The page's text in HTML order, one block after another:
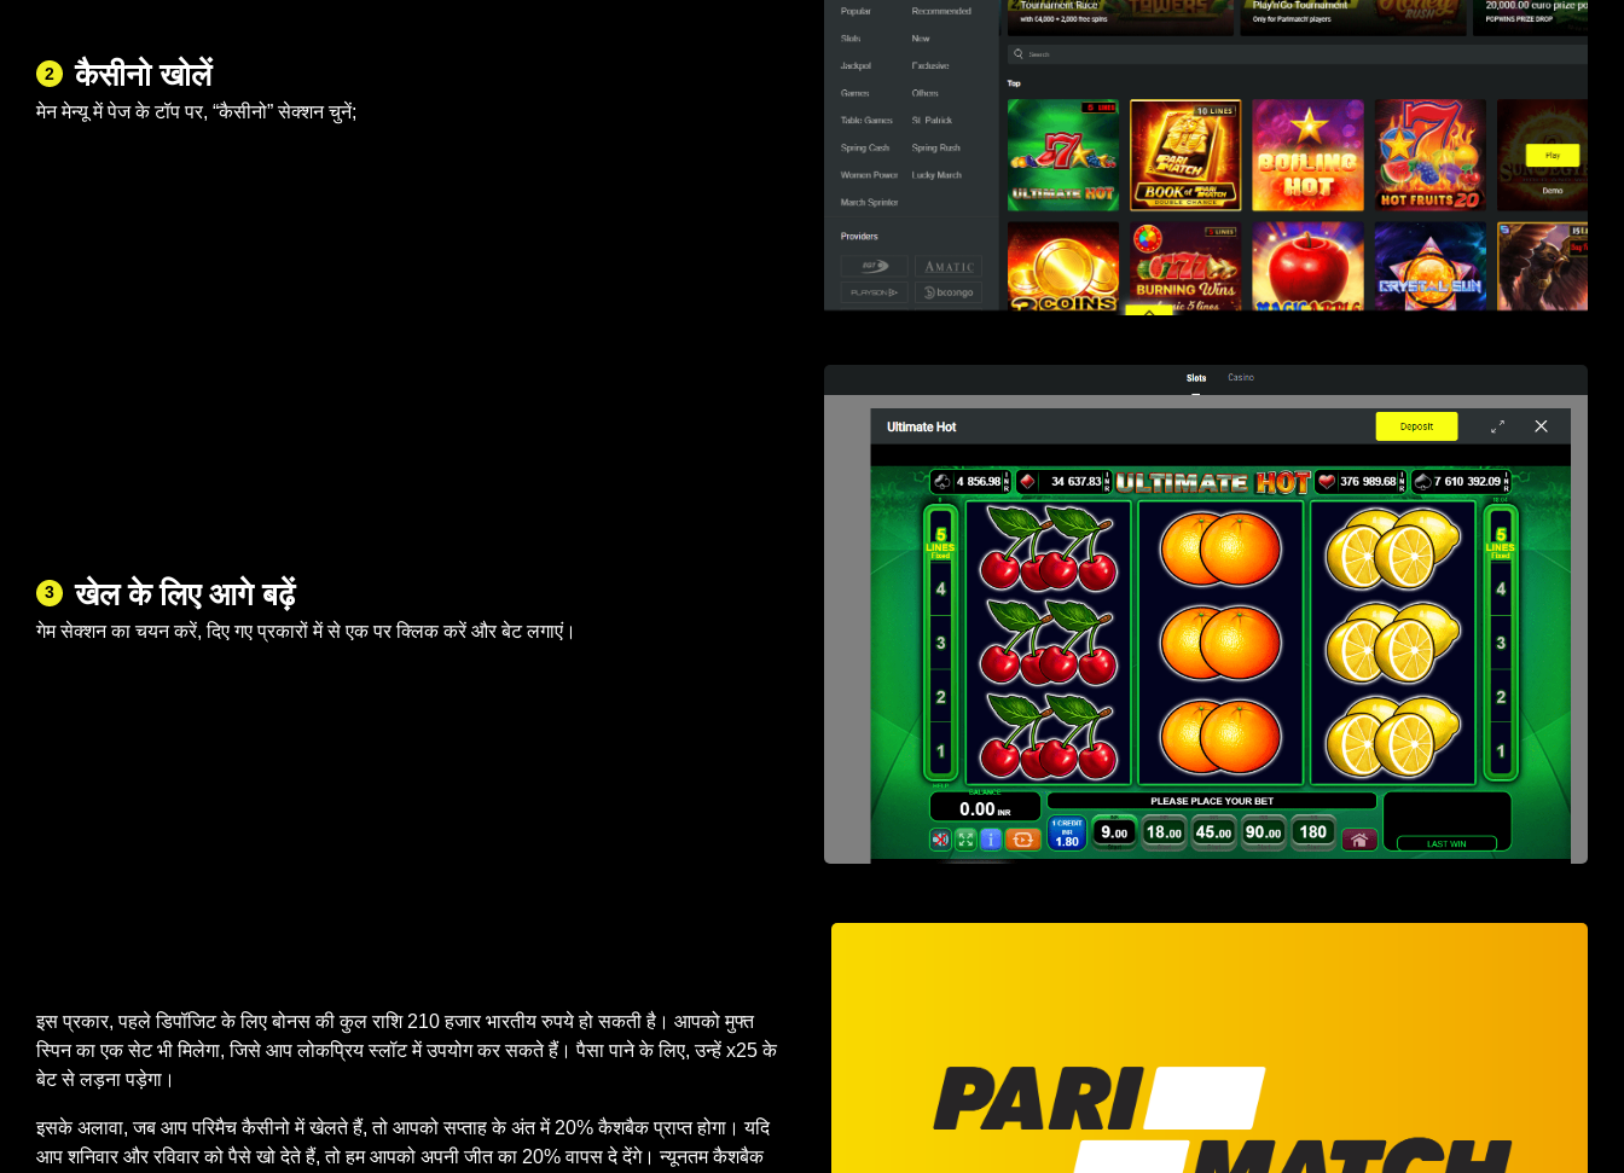
2 कैसीनो खोलें
मेन मेन्यू में पेज के टॉप पर, “कैसीनो” सेक्शन चुनें;
3 खेल के लिए आगे बढ़ें
गेम सेक्शन का चयन करें, दिए गए प्रकारों में से एक पर क्लिक करें और बेट लगाएं।
इस प्रकार, पहले डिपॉजिट के लिए बोनस की कुल राशि 210 हजार भारतीय रुपये हो सकती है। आपको मुफ्त
स्पिन का एक सेट भी मिलेगा, जिसे आप लोकप्रिय स्लॉट में उपयोग कर सकते हैं। पैसा पाने के लिए, उन्हें x25 के
बेट से लड़ना पड़ेगा।
इसके अलावा, जब आप परिमैच कैसीनो में खेलते हैं, तो आपको सप्ताह के अंत में 20% कैशबैक प्राप्त होगा। यदि
आप शनिवार और रविवार को पैसे खो देते हैं, तो हम आपको अपनी जीत का 20% वापस दे देंगे। न्यूनतम कैशबैक